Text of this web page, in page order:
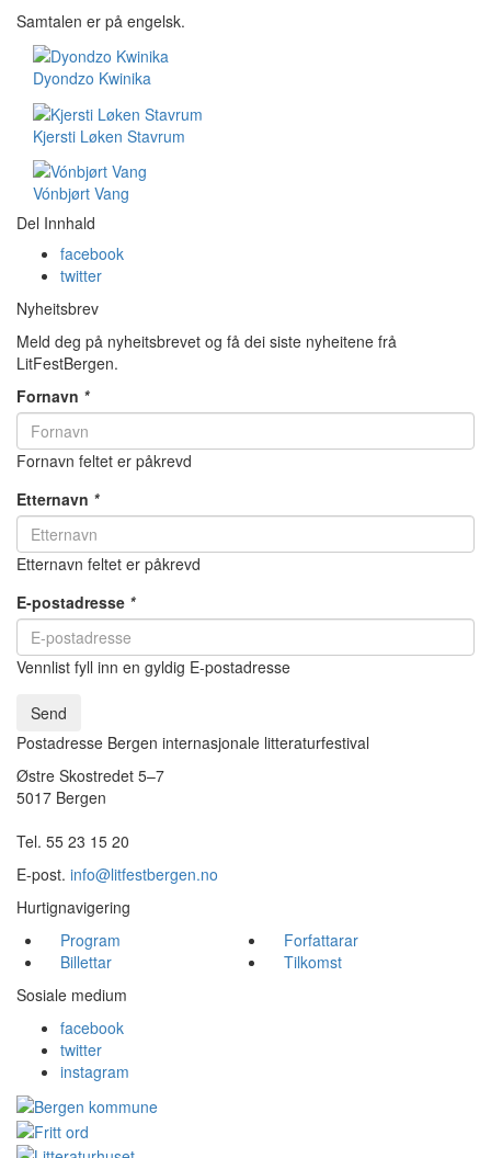
Samtalen er på engelsk.
Dyondzo Kwinika
Kjersti Løken Stavrum
Vónbjørt Vang
Del Innhald
facebook
twitter
Nyheitsbrev
Meld deg på nyheitsbrevet og få dei siste nyheitene frå
LitFestBergen.
Fornavn *
Fornavn feltet er påkrevd
Etternavn *
Etternavn feltet er påkrevd
E-postadresse *
Vennlist fyll inn en gyldig E-postadresse
Send
Postadresse Bergen internasjonale litteraturfestival
Østre Skostredet 5–7
5017 Bergen
Tel. 55 23 15 20
E-post. info@litfestbergen.no
Hurtignavigering
Program
Forfattarar
Billettar
Tilkomst
Sosiale medium
facebook
twitter
instagram